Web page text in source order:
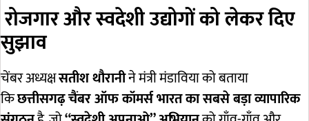
रोजगार और स्वदेशी उद्योगों को लेकर दिए
सुझाव
चेंबर अध्यक्षसतीश थौरानीने मंत्री मंडाविया को बताया
किछत्तीसगढ़ चैंबर ऑफ कॉमर्स भारत का सबसे बड़ा व्यापारिक